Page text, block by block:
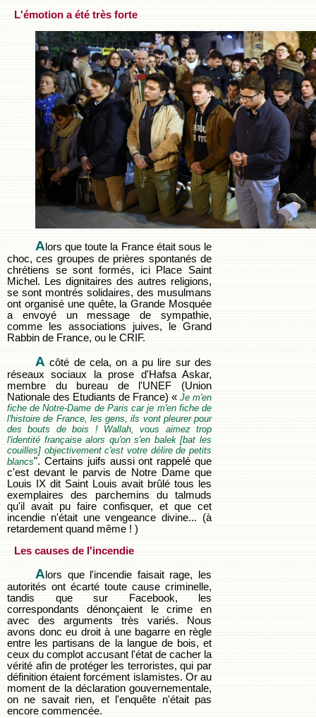
L'émotion a été très forte
A lors que toute la France était sous le
choc, ces groupes de prières spontanés de
chrétiens se sont formés, ici Place Saint
Michel. Les dignitaires des autres religions,
se sont montrés solidaires, des musulmans
ont organisé une quête, la Grande Mosquée
a envoyé un message de sympathie,
comme les associations juives, le Grand
Rabbin de France, ou le CRIF.
A côté de cela, on a pu lire sur des
réseaux sociaux la prose d'Hafsa Askar,
membre du bureau de l'UNEF (Union
Nationale des Etudiants de France) « Je m'en
fiche de Notre-Dame de Paris car je m'en fiche de
l'histoire de France, les gens, ils vont pleurer pour
des bouts de bois ! Wallah, vous aimez trop
l'identité française alors qu'on s'en balek [bat les
couilles] objectivement c'est votre délire de petits
blancs". Certains juifs aussi ont rappelé que
c'est devant le parvis de Notre Dame que
Louis IX dit Saint Louis avait brûlé tous les
exemplaires des parchemins du talmuds
qu'il avait pu faire confisquer, et que cet
incendie n'était une vengeance divine... (à
retardement quand même ! )
Les causes de l'incendie
A lors que l'incendie faisait rage, les
autorités ont écarté toute cause criminelle,
tandis que sur Facebook, les
correspondants dénonçaient le crime en
avec des arguments très variés. Nous
avons donc eu droit à une bagarre en règle
entre les partisans de la langue de bois, et
ceux du complot accusant l'état de cacher la
vérité afin de protéger les terroristes, qui par
définition étaient forcément islamistes. Or au
moment de la déclaration gouvernementale,
on ne savait rien, et l'enquête n'était pas
encore commencée.